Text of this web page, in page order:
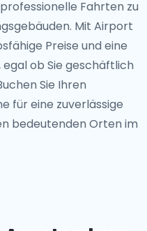
Fahrten zu
Mit Airport
Preise und eine
ob Sie geschäftlich
Sie Ihren
für eine zuverlässige
bedeutenden Orten im